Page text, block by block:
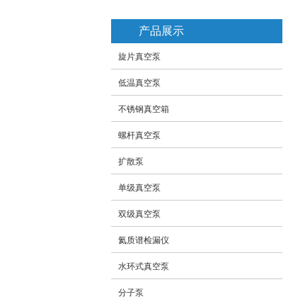
产品展示
旋片真空泵
低温真空泵
不锈钢真空箱
螺杆真空泵
扩散泵
单级真空泵
双级真空泵
氦质谱检漏仪
水环式真空泵
分子泵